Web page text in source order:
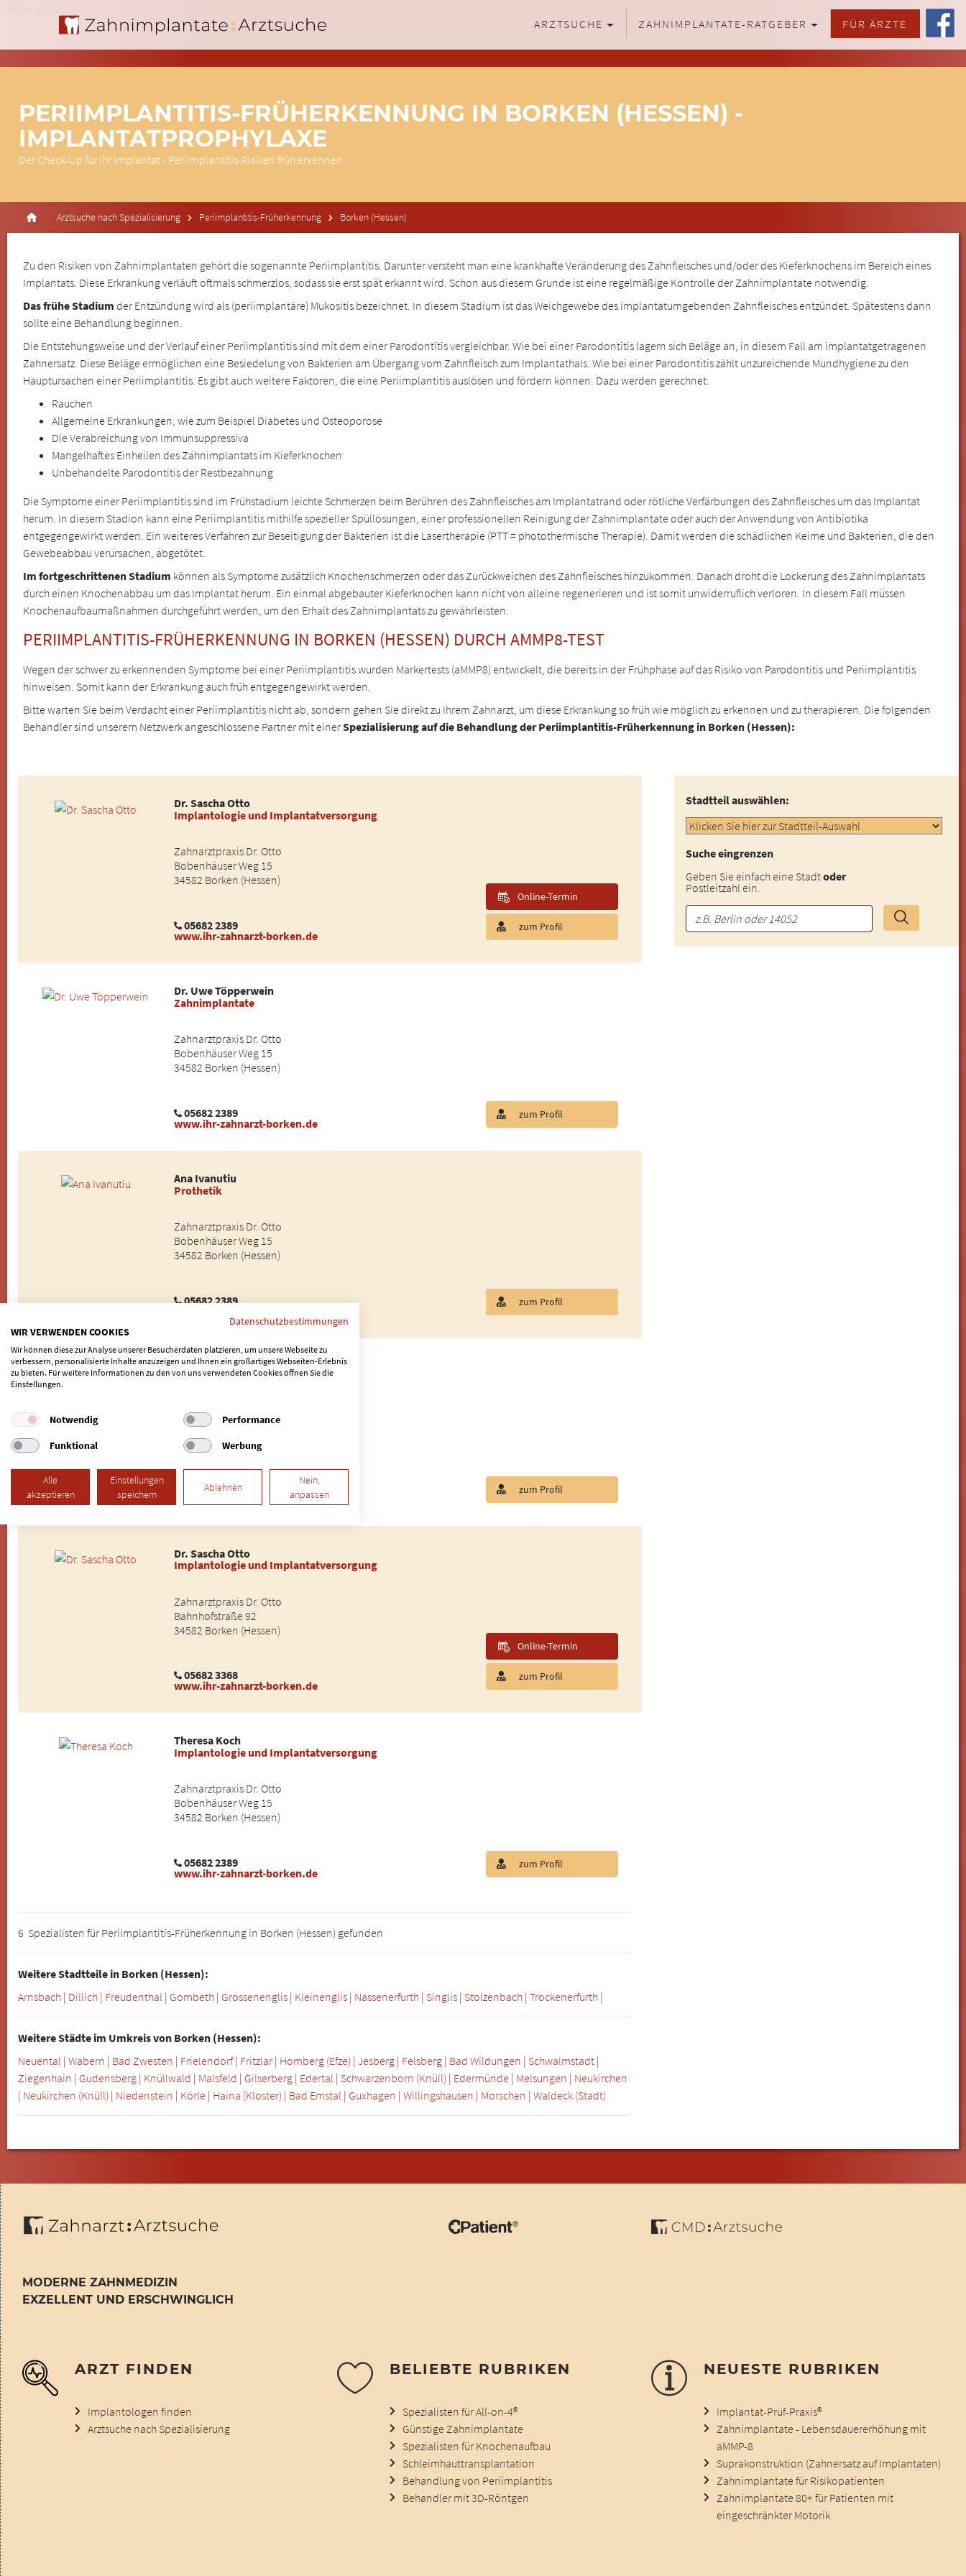
'; }else{ echo '
'; } ?>
ARZTSUCHE
ZAHNIMPLANTATE-RATGEBER FÜR ÄRZTE
PERIIMPLANTITIS-FRÜHERKENNUNG IN BORKEN (HESSEN) -
IMPLANTATPROPHYLAXE
Der Check-Up für Ihr Implantat - Periimplantitis-Risiken früh erkennen
Arztsuche nach Spezialisierung Periimplantitis-Früherkennung Borken (Hessen)
Zu den Risiken von Zahnimplantaten gehört die sogenannte Periimplantitis. Darunter versteht man eine krankhafte Veränderung des Zahnfleisches und/oder des Kieferknochens im Bereich eines
Implantats. Diese Erkrankung verläuft oftmals schmerzlos, sodass sie erst spät erkannt wird. Schon aus diesem Grunde ist eine regelmäßige Kontrolle der Zahnimplantate notwendig.
Das frühe Stadium der Entzündung wird als (periimplantäre) Mukositis bezeichnet. In diesem Stadium ist das Weichgewebe des implantatumgebenden Zahnfleisches entzündet. Spätestens dann
sollte eine Behandlung beginnen.
Die Entstehungsweise und der Verlauf einer Periimplantitis sind mit dem einer Parodontitis vergleichbar. Wie bei einer Parodontitis lagern sich Beläge an, in diesem Fall am implantatgetragenen
Zahnersatz. Diese Beläge ermöglichen eine Besiedelung von Bakterien am Übergang vom Zahnfleisch zum Implantathals. Wie bei einer Parodontitis zählt unzureichende Mundhygiene zu den
Hauptursachen einer Periimplantitis. Es gibt auch weitere Faktoren, die eine Periimplantitis auslösen und fördern können. Dazu werden gerechnet:
Rauchen
Allgemeine Erkrankungen, wie zum Beispiel Diabetes und Osteoporose
Die Verabreichung von Immunsuppressiva
Mangelhaftes Einheilen des Zahnimplantats im Kieferknochen
Unbehandelte Parodontitis der Restbezahnung
Die Symptome einer Periimplantitis sind im Frühstadium leichte Schmerzen beim Berühren des Zahnfleisches am Implantatrand oder rötliche Verfärbungen des Zahnfleisches um das Implantat
herum. In diesem Stadion kann eine Periimplantitis mithilfe spezieller Spüllösungen, einer professionellen Reinigung der Zahnimplantate oder auch der Anwendung von Antibiotika
entgegengewirkt werden. Ein weiteres Verfahren zur Beseitigung der Bakterien ist die Lasertherapie (PTT = photothermische Therapie). Damit werden die schädlichen Keime und Bakterien, die den
Gewebeabbau verursachen, abgetötet.
Im fortgeschrittenen Stadium können als Symptome zusätzlich Knochenschmerzen oder das Zurückweichen des Zahnfleisches hinzukommen. Danach droht die Lockerung des Zahnimplantats
durch einen Knochenabbau um das Implantat herum. Ein einmal abgebauter Kieferknochen kann nicht von alleine regenerieren und ist somit unwiderruflich verloren. In diesem Fall müssen
Knochenaufbaumaßnahmen durchgeführt werden, um den Erhalt des Zahnimplantats zu gewährleisten.
PERIIMPLANTITIS-FRÜHERKENNUNG IN BORKEN (HESSEN) DURCH AMMP8-TEST
Wegen der schwer zu erkennenden Symptome bei einer Periimplantitis wurden Markertests (aMMP8) entwickelt, die bereits in der Frühphase auf das Risiko von Parodontitis und Periimplantitis
hinweisen. Somit kann der Erkrankung auch früh entgegengewirkt werden.
Bitte warten Sie beim Verdacht einer Periimplantitis nicht ab, sondern gehen Sie direkt zu Ihrem Zahnarzt, um diese Erkrankung so früh wie möglich zu erkennen und zu therapieren. Die folgenden
Behandler sind unserem Netzwerk angeschlossene Partner mit einerSpezialisierung auf die Behandlung der Periimplantitis-Früherkennung in Borken (Hessen):
Stadtteil auswählen:
Suche eingrenzen
Geben Sie einfach eine Stadtoder
Postleitzahl ein.
Dr. Sascha Otto
Implantologie und Implantatversorgung
Zahnarztpraxis Dr. Otto
Bobenhäuser Weg 15
34582 Borken (Hessen)
05682 2389
www.ihr-zahnarzt-borken.de
zum Profil
Online-Termin
Dr. Uwe Töpperwein
Zahnimplantate
Zahnarztpraxis Dr. Otto
Bobenhäuser Weg 15
34582 Borken (Hessen)
05682 2389
www.ihr-zahnarzt-borken.de
zum Profil
Ana Ivanutiu
Prothetik
Zahnarztpraxis Dr. Otto
Bobenhäuser Weg 15
34582 Borken (Hessen)
05682 2389 zum Profil
Effrosyni Svarna
Hochwertige Zahnimplantate
Zahnarztpraxis Dr. Otto
Bobenhäuser Weg 15
34582 Borken (Hessen)
05682 2389
www.ihr-zahnarzt-borken.de
zum Profil
Dr. Sascha Otto
Implantologie und Implantatversorgung
Zahnarztpraxis Dr. Otto
Bahnhofstraße 92
34582 Borken (Hessen)
05682 3368
www.ihr-zahnarzt-borken.de
zum Profil
Online-Termin
Theresa Koch
Implantologie und Implantatversorgung
Zahnarztpraxis Dr. Otto
Bobenhäuser Weg 15
34582 Borken (Hessen)
05682 2389
www.ihr-zahnarzt-borken.de
zum Profil
6 Spezialisten für Periimplantitis-Früherkennung in Borken (Hessen) gefunden
Weitere Stadtteile in Borken (Hessen):
Arnsbach | Dillich | Freudenthal | Gombeth | Grossenenglis | Kleinenglis | Nassenerfurth | Singlis | Stolzenbach |Trockenerfurth |
Weitere Städte im Umkreis von Borken (Hessen):
Neuental |Wabern | Bad Zwesten | Frielendorf| Fritzlar | Homberg (Efze) |Jesberg | Felsberg | Bad Wildungen | Schwalmstadt |
Ziegenhain | Gudensberg | Knüllwald | Malsfeld | Gilserberg | Edertal | Schwarzenborn (Knüll) | Edermünde | Melsungen | Neukirchen
| Neukirchen (Knüll) | Niedenstein | Körle | Haina (Kloster) | Bad Emstal | Guxhagen |Willingshausen | Morschen |Waldeck (Stadt)
MODERNE ZAHNMEDIZIN
EXZELLENT UND ERSCHWINGLICH
ARZT FINDEN
Implantologen finden
Arztsuche nach Spezialisierung
BELIEBTE RUBRIKEN
Spezialisten für All-on-4®
Günstige Zahnimplantate
Spezialisten für Knochenaufbau
Schleimhauttransplantation
Behandlung von Periimplantitis
Behandler mit 3D-Röntgen
NEUESTE RUBRIKEN
Implantat-Prüf-Praxis®
Zahnimplantate - Lebensdauererhöhung mit
aMMP-8
Suprakonstruktion (Zahnersatz auf Implantaten)
Zahnimplantate für Risikopatienten
Zahnimplantate 80+ für Patienten mit
eingeschränkter Motorik
Datenschutzbestimmungen
WIR VERWENDEN COOKIES
Wir können diese zur Analyse unserer Besucherdaten platzieren, um unsere Webseite zu
verbessern, personalisierte Inhalte anzuzeigen und Ihnen ein großartiges Webseiten-Erlebnis
zu bieten. Für weitere Informationen zu den von uns verwendeten Cookies öffnen Sie die
Einstellungen.
Notwendig
Performance
Funktional
Werbung
Alle
akzeptieren
Einstellungen
speichern
Ablehnen
Nein,
anpassen